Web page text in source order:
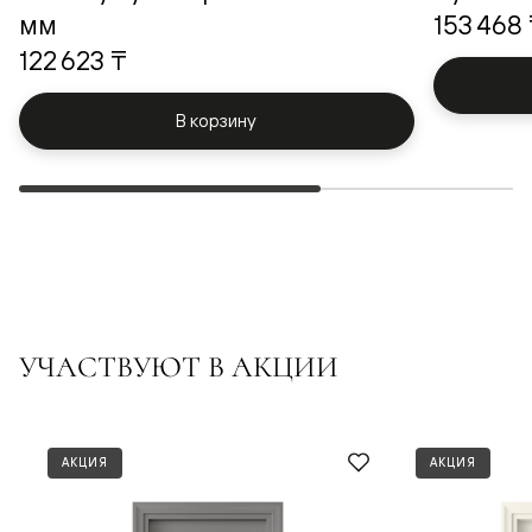
мм
122 623 ₸
В корзину
153 468
УЧАСТВУЮТ В АКЦИИ
АКЦИЯ АКЦИЯ